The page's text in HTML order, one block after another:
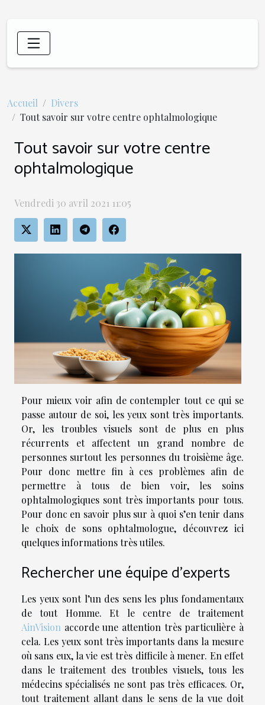
Accueil
Divers
Tout savoir sur votre centre ophtalmologique
Tout savoir sur votre centre
ophtalmologique
Vendredi 30 avril 2021 11:05
Pour mieux voir afin de contempler tout ce qui se
passe autour de soi, les yeux sont très importants.
Or, les troubles visuels sont de plus en plus
récurrents et affectent un grand nombre de
personnes surtout les personnes du troisième âge.
Pour donc mettre fin à ces problèmes afin de
permettre à tous de bien voir, les soins
ophtalmologiques sont très importants pour tous.
Pour donc en savoir plus sur à quoi s’en tenir dans
le choix de sons ophtalmologue, découvrez ici
quelques informations très utiles.
Rechercher une équipe d’experts
Les yeux sont l’un des sens les plus fondamentaux
de tout Homme. Et le centre de traitement
AinVision accorde une attention très particulière à
cela. Les yeux sont très importants dans la mesure
où sans eux, la vie est très difficile à mener. En effet
dans le traitement des troubles visuels, tous les
médecins spécialisés ne sont pas très efficaces. Or,
tout traitement allant dans le sens de la vue doit